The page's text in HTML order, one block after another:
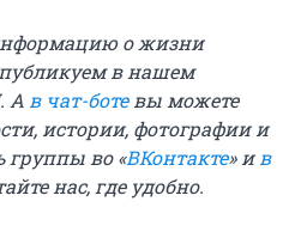
о жизни
в нашем
Ав чат-ботевы можете
истории, фотографии и
группы во «ВКонтакте»ив
нас, где удобно.